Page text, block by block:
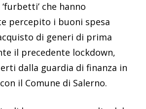
che hanno
percepito i buoni spesa
di generi di prima
il precedente lockdown,
dalla guardia di finanza in
il Comune di Salerno.